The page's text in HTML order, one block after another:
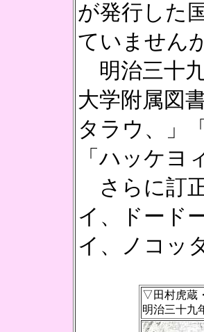
が発行した
ていません
明治三十
大学附属図
タラウ、」
「ハッケヨ
さらに訂
イ、ドード
イ、ノコッ
▽田村虎蔵
明治三十九